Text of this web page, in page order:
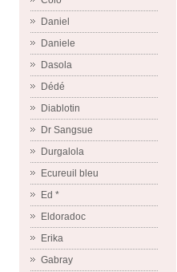
Daniel
Daniele
Dasola
Dédé
Diablotin
Dr Sangsue
Durgalola
Ecureuil bleu
Ed *
Eldoradoc
Erika
Gabray